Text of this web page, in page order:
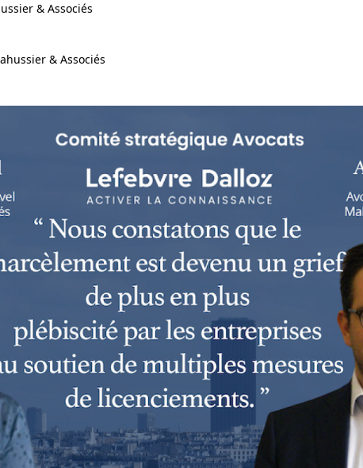
& Associés
& Associés